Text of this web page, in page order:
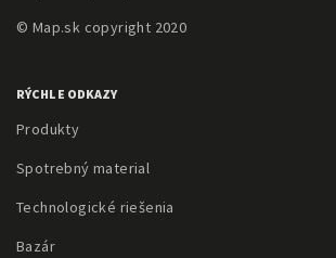
© Map.sk copyright 2020
RÝCHLE ODKAZY
Produkty
Spotrebný material
Technologické riešenia
Bazár